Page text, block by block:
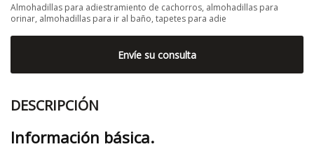
Almohadillas para adiestramiento de cachorros, almohadillas para
orinar, almohadillas para ir al baño, tapetes para adie
Envíe su consulta
DESCRIPCIÓN
Información básica.